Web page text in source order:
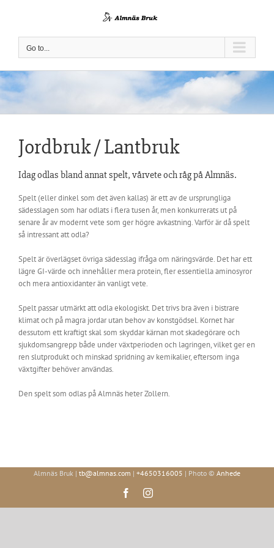
Go to...
Jordbruk / Lantbruk
Idag odlas bland annat spelt, vårvete och råg på Almnäs.
Spelt (eller dinkel som det även kallas) är ett av de ursprungliga
sädesslagen som har odlats i flera tusen år, men konkurrerats ut på
senare år av modernt vete som ger högre avkastning. Varför är då spelt
så intressant att odla?
Spelt är överlägset övriga sädesslag ifråga om näringsvärde. Det har ett
lägre GI-värde och innehåller mera protein, fler essentiella aminosyror
och mera antioxidanter än vanligt vete.
Spelt passar utmärkt att odla ekologiskt. Det trivs bra även i bistrare
klimat och på magra jordar utan behov av konstgödsel. Kornet har
dessutom ett kraftigt skal som skyddar kärnan mot skadegörare och
sjukdomsangrepp både under växtperioden och lagringen, vilket ger en
ren slutprodukt och minskad spridning av kemikalier, eftersom inga
växtgifter behöver användas.
Den spelt som odlas på Almnäs heter Zollern.
Almnäs Bruk | tb@almnas.com | +4650316005 | Photo © Anhede
FacebookInstagram